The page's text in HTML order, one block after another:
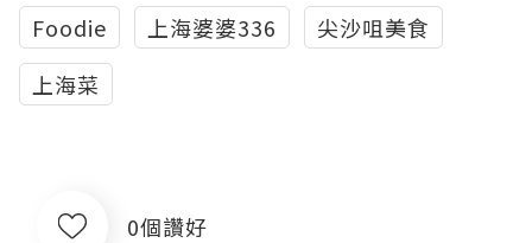
Foodie 上海婆婆336
尖沙咀美食
上海菜
0個讚好